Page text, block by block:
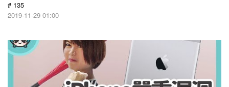
# 135
2019-11-29 01:00